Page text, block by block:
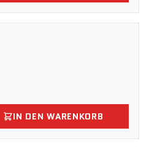
IN DEN WARENKORB